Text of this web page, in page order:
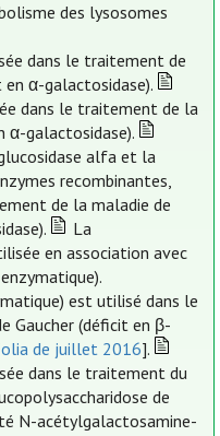
des lysosomes
dans le traitement de
α-galactosidase).
dans le traitement de la
α-galactosidase).
alfa et la
recombinantes,
de la maladie de
La
en association avec
est utilisé dans le
Gaucher (déficit en β-
de juillet 2016].
dans le traitement du
de
N-acétylgalactosamine-